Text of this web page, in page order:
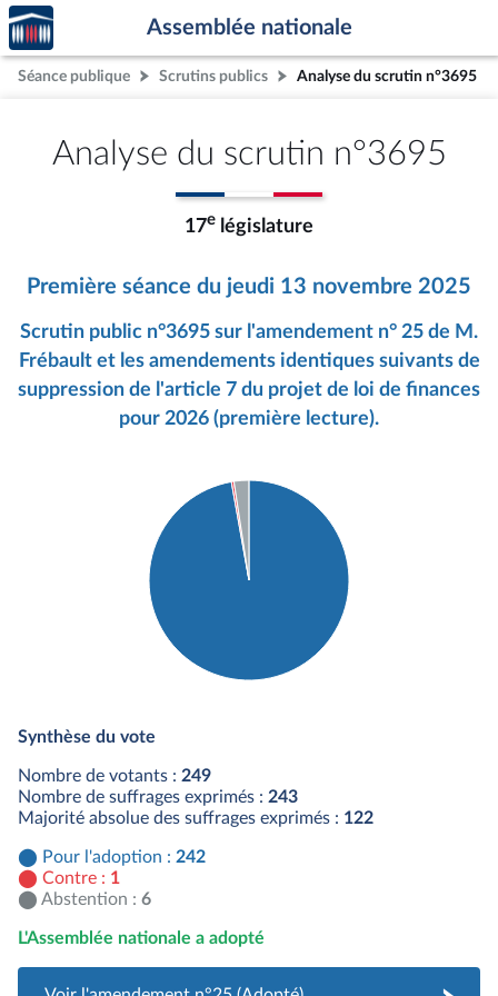
Aller au contenu
Aller en bas de la page
Accèder
à la
page
d'accueil
Assemblée nationale
Séance publique Scrutins publics Analyse du scrutin n°3695
Analyse du scrutin n°3695
17e législature
Première séance du jeudi 13 novembre 2025
Scrutin public n°3695 sur l'amendement n° 25 de M.
Frébault et les amendements identiques suivants de
suppression de l'article 7 du projet de loi de finances
pour 2026 (première lecture).
Synthèse du vote
Nombre de votants : 249
Nombre de suffrages exprimés : 243
Majorité absolue des suffrages exprimés : 122
Pour l'adoption : 242
Contre : 1
Abstention : 6
L'Assemblée nationale a adopté